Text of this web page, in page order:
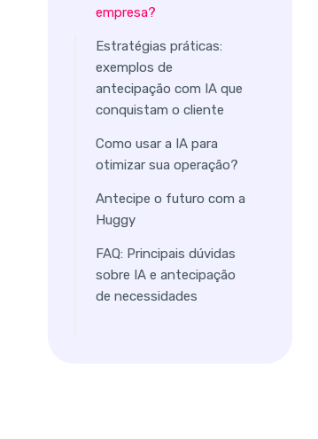
empresa?
Estratégias práticas:
exemplos de
antecipação com IA que
conquistam o cliente
inteligente (O fim
do "esqueci de
comprar/pagar")
2. Up-sell e Cross-
sell baseado em
intenção
3. Prevenção de
Como usar a IA para
otimizar sua operação?
Antecipe o futuro com a
Huggy
FAQ: Principais dúvidas
sobre IA e antecipação
de necessidades